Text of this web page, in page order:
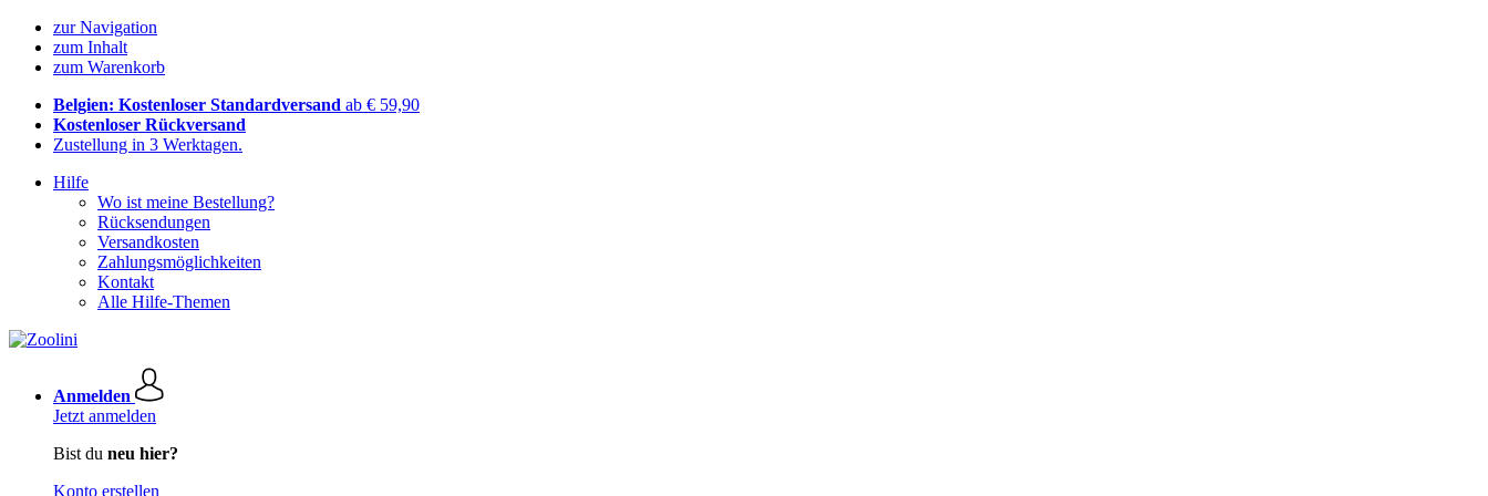
zur Navigation
zum Inhalt
zum Warenkorb
Belgien: Kostenloser Standardversand ab € 59,90
Kostenloser Rückversand
Zustellung in 3 Werktagen.
Hilfe
Wo ist meine Bestellung?
Rücksendungen
Versandkosten
Zahlungsmöglichkeiten
Kontakt
Alle Hilfe-Themen
Anmelden
Jetzt anmelden
Bist du neu hier?
Konto erstellen